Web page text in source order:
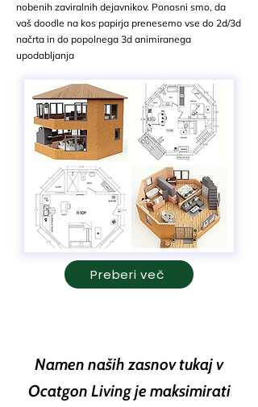
nobenih zaviralnih dejavnikov. Ponosni smo, da
vaš doodle na kos papirja prenesemo vse do 2d/3d
načrta in do popolnega 3d animiranega
upodabljanja
Preberi več
Namen naših zasnov tukaj v
Ocatgon Living je maksimirati